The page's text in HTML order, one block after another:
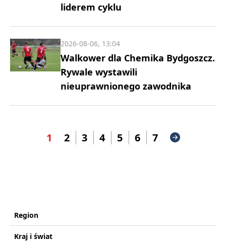
liderem cyklu
Walkower dla Chemika Bydgoszcz.
Rywale wystawili
nieuprawnionego zawodnika
2026-08-06, 13:04
1 2 3 4 5 6 7
Region
Kraj i świat